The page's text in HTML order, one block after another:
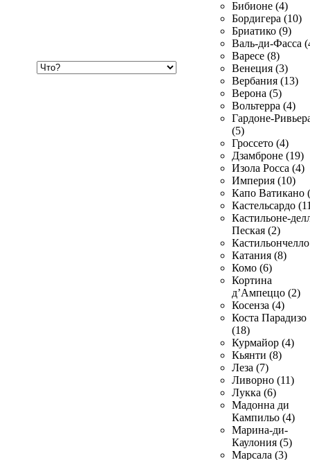
Бибионе (4)
Бордигера (10)
Бриатико (9)
Валь-ди-Фасса
Варесе (8)
Венеция (3)
Вербания (13)
Верона (5)
Вольтерра (4)
Гардоне-
(5)
Гроссето (4)
Дзамброне (19)
Изола Росса (4)
Империя (10)
Капо Ватикано
Кастельсардо
Кастильоне-
Пеская (2)
Катания (8)
Комо (6)
Кортина
д’Ампеццо (2)
Косенза (4)
Коста Парадизо
(18)
Курмайор (4)
Кьянти (8)
Леза (7)
Ливорно (11)
Лукка (6)
Мадонна ди
Кампильо (4)
Марина-ди-
Каулония (5)
Марсала (3)